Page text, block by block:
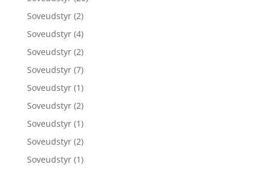
Soveudstyr (2)
Soveudstyr (4)
Soveudstyr (2)
Soveudstyr (7)
Soveudstyr (1)
Soveudstyr (2)
Soveudstyr (1)
Soveudstyr (2)
Soveudstyr (1)